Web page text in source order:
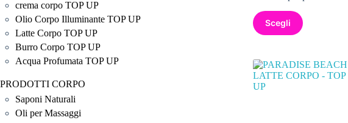
Scegli
crema corpo TOP UP
Olio Corpo Illuminante TOP UP
Latte Corpo TOP UP
Burro Corpo TOP UP
Acqua Profumata TOP UP
PRODOTTI CORPO
Saponi Naturali
Oli per Massaggi